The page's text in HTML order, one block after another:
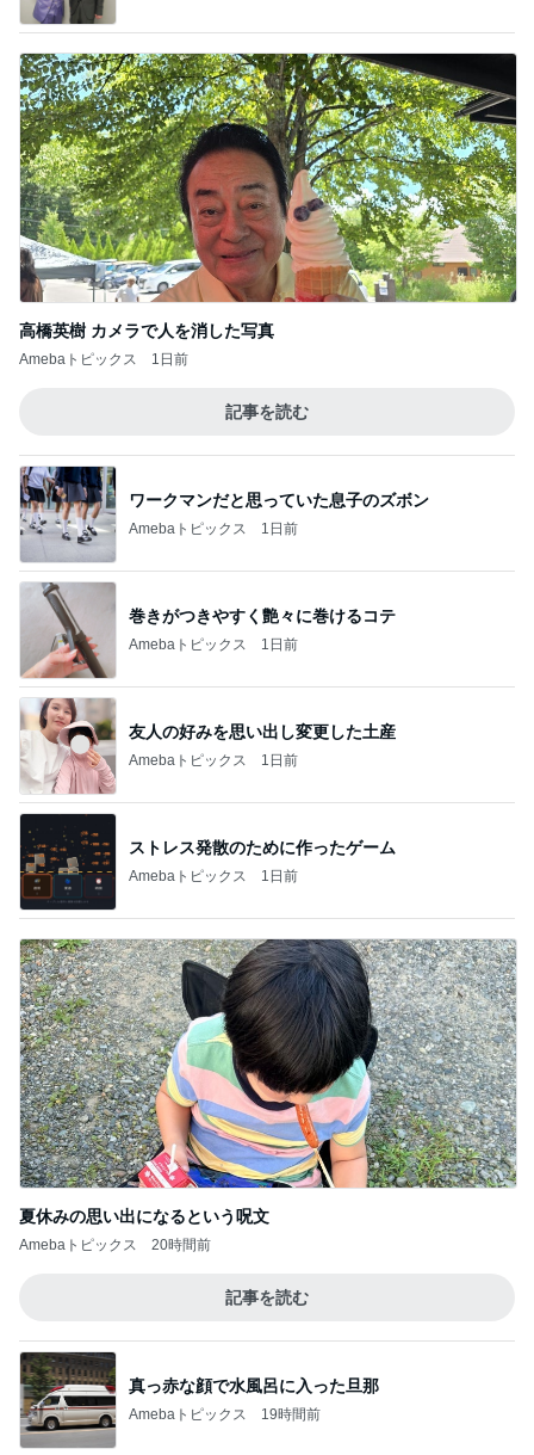
高橋英樹 カメラで人を消した写真
Amebaトピックス 1日前
記事を読む
ワークマンだと思っていた息子のズボン
Amebaトピックス 1日前
巻きがつきやすく艶々に巻けるコテ
Amebaトピックス 1日前
友人の好みを思い出し変更した土産
Amebaトピックス 1日前
ストレス発散のために作ったゲーム
Amebaトピックス 1日前
夏休みの思い出になるという呪文
Amebaトピックス 20時間前
記事を読む
真っ赤な顔で水風呂に入った旦那
Amebaトピックス 19時間前